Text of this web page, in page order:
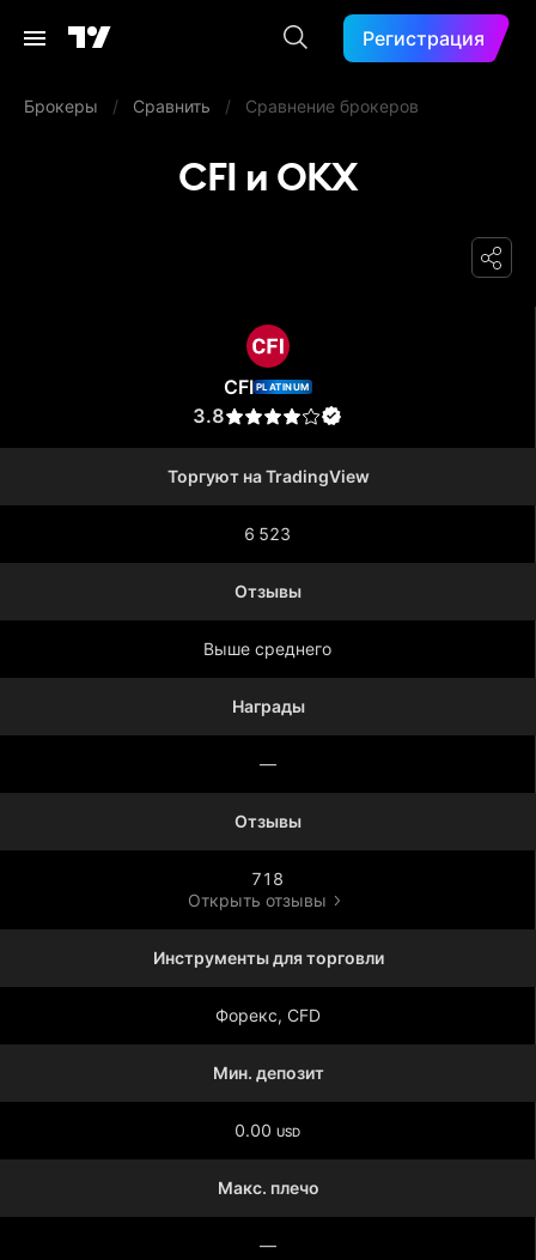
Регистрация
Брокеры / Сравнить / Сравнение брокеров
CFI и OKX
CFI PLATINUM
3.8
Торгуют на TradingView
6 523
Отзывы
Выше среднего
Награды
—
Отзывы
718
Открыть отзывы
Инструменты для торговли
Форекс, CFD
Мин. депозит
0.00 USD
Макс. плечо
—